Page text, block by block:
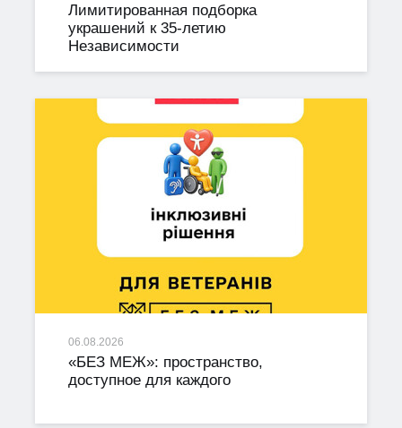
Лимитированная подборка
украшений к 35-летию
Независимости
06.08.2026
«БЕЗ МЕЖ»: пространство,
доступное для каждого